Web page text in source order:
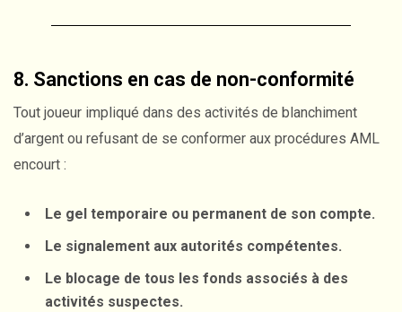
8. Sanctions en cas de non-conformité
Tout joueur impliqué dans des activités de blanchiment
d’argent ou refusant de se conformer aux procédures AML
encourt :
Le gel temporaire ou permanent de son compte.
Le signalement aux autorités compétentes.
Le blocage de tous les fonds associés à des
activités suspectes.